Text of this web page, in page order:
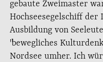
gebaute Zweimaster
Hochseesegelschiff der
Ausbildung von
"bewegliches
Nordsee umher. Ich